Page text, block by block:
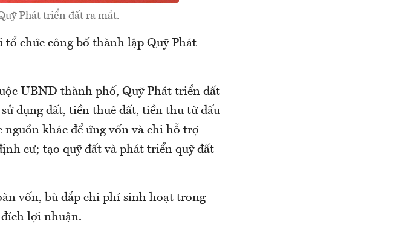
Phát triển đất ra mắt.
chức công bố thành lập Quỹ Phát
UBND thành phố, Quỹ Phát triển đất
dụng đất, tiền thuê đất, tiền thu từ đấu
nguồn khác để ứng vốn và chi hỗ trợ
cư; tạo quỹ đất và phát triển quỹ đất
vốn, bù đắp chi phí sinh hoạt trong
lợi nhuận.